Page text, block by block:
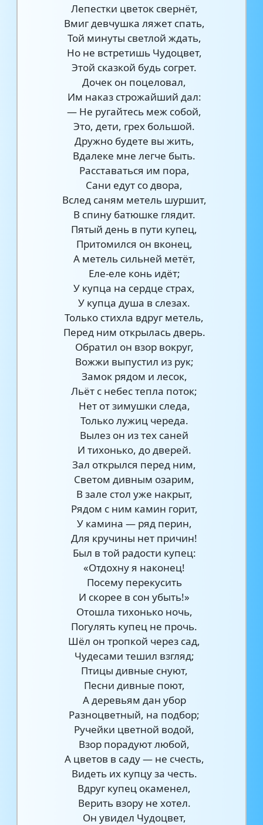
Лепестки цветок свернёт,
Вмиг девчушка ляжет спать,
Той минуты светлой ждать,
Но не встретишь Чудоцвет,
Этой сказкой будь согрет.
Дочек он поцеловал,
Им наказ строжайший дал:
— Не ругайтесь меж собой,
Это, дети, грех большой.
Дружно будете вы жить,
Вдалеке мне легче быть.
Расставаться им пора,
Сани едут со двора,
Вслед саням метель шуршит,
В спину батюшке глядит.
Пятый день в пути купец,
Притомился он вконец,
А метель сильней метёт,
Еле-еле конь идёт;
У купца на сердце страх,
У купца душа в слезах.
Только стихла вдруг метель,
Перед ним открылась дверь.
Обратил он взор вокруг,
Вожжи выпустил из рук;
Замок рядом и лесок,
Льёт с небес тепла поток;
Нет от зимушки следа,
Только лужиц череда.
Вылез он из тех саней
И тихонько, до дверей.
Зал открылся перед ним,
Светом дивным озарим,
В зале стол уже накрыт,
Рядом с ним камин горит,
У камина — ряд перин,
Для кручины нет причин!
Был в той радости купец:
«Отдохну я наконец!
Посему перекусить
И скорее в сон убыть!»
Отошла тихонько ночь,
Погулять купец не прочь.
Шёл он тропкой через сад,
Чудесами тешил взгляд;
Птицы дивные снуют,
Песни дивные поют,
А деревьям дан убор
Разноцветный, на подбор;
Ручейки цветной водой,
Взор порадуют любой,
А цветов в саду — не счесть,
Видеть их купцу за честь.
Вдруг купец окаменел,
Верить взору не хотел.
Он увидел Чудоцвет,